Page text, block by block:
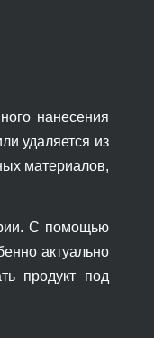
нанесения
удаляется из
материалов,
С помощью
актуально
продукт под